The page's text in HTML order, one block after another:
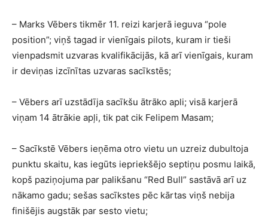
– Marks Vēbers tikmēr 11. reizi karjerā ieguva “pole
position”; viņš tagad ir vienīgais pilots, kuram ir tieši
vienpadsmit uzvaras kvalifikācijās, kā arī vienīgais, kuram
ir deviņas izcīnītas uzvaras sacīkstēs;
– Vēbers arī uzstādīja sacīkšu ātrāko apli; visā karjerā
viņam 14 ātrākie apļi, tik pat cik Felipem Masam;
– Sacīkstē Vēbers ieņēma otro vietu un uzreiz dubultoja
punktu skaitu, kas iegūts iepriekšējo septiņu posmu laikā,
kopš paziņojuma par palikšanu “Red Bull” sastāvā arī uz
nākamo gadu; sešas sacīkstes pēc kārtas viņš nebija
finišējis augstāk par sesto vietu;